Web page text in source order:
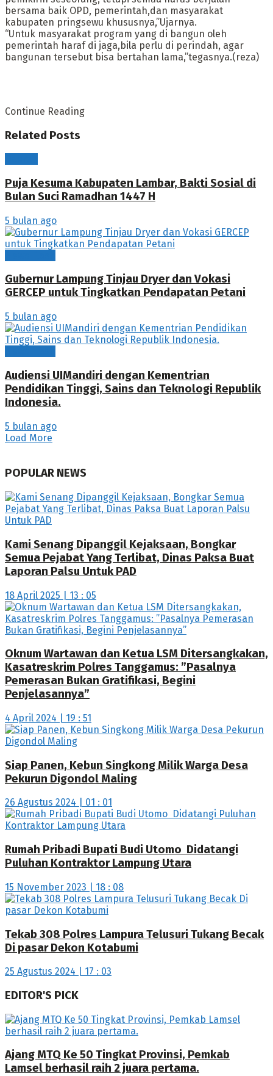
bersama baik OPD, pemerintah,dan masyarakat
kabupaten pringsewu khususnya,”Ujarnya.
“Untuk masyarakat program yang di bangun oleh
pemerintah haraf di jaga,bila perlu di perindah, agar
bangunan tersebut bisa bertahan lama,”tegasnya.(reza)
Continue Reading
Related Posts
Puja Kesuma Kabupaten Lambar, Bakti Sosial di
Bulan Suci Ramadhan 1447 H
5 bulan ago
Gubernur Lampung Tinjau Dryer dan Vokasi
GERCEP untuk Tingkatkan Pendapatan Petani
5 bulan ago
Audiensi UIMandiri dengan Kementrian
Pendidikan Tinggi, Sains dan Teknologi Republik
Indonesia.
5 bulan ago
Load More
POPULAR NEWS
Kami Senang Dipanggil Kejaksaan, Bongkar
Semua Pejabat Yang Terlibat, Dinas Paksa Buat
Laporan Palsu Untuk PAD
18 April 2025 | 13 : 05
Oknum Wartawan dan Ketua LSM Ditersangkakan,
Kasatreskrim Polres Tanggamus: ”Pasalnya
Pemerasan Bukan Gratifikasi, Begini
Penjelasannya”
4 April 2024 | 19 : 51
Siap Panen, Kebun Singkong Milik Warga Desa
Pekurun Digondol Maling
26 Agustus 2024 | 01 : 01
Rumah Pribadi Bupati Budi Utomo Didatangi
Puluhan Kontraktor Lampung Utara
15 November 2023 | 18 : 08
Tekab 308 Polres Lampura Telusuri Tukang Becak
Di pasar Dekon Kotabumi
25 Agustus 2024 | 17 : 03
EDITOR'S PICK
Ajang MTQ Ke 50 Tingkat Provinsi, Pemkab
Lamsel berhasil raih 2 juara pertama.